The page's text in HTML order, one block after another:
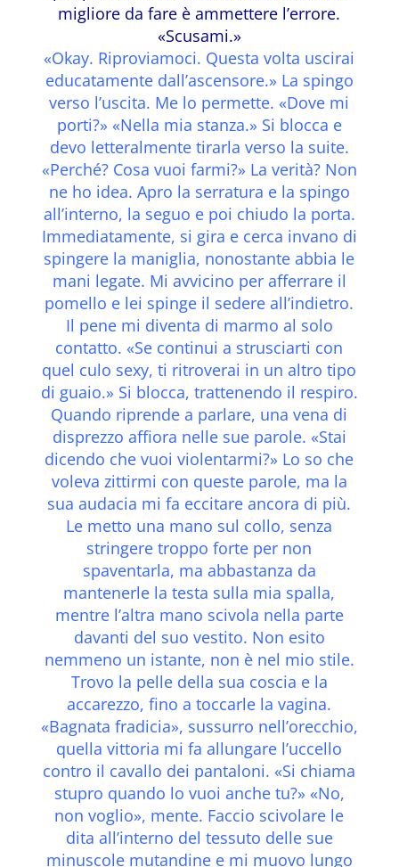
migliore da fare è ammettere l’errore.
«Scusami.»
«Okay. Riproviamoci. Questa volta uscirai
educatamente dall’ascensore.» La spingo
verso l’uscita. Me lo permette. «Dove mi
porti?» «Nella mia stanza.» Si blocca e
devo letteralmente tirarla verso la suite.
«Perché? Cosa vuoi farmi?» La verità? Non
ne ho idea. Apro la serratura e la spingo
all’interno, la seguo e poi chiudo la porta.
Immediatamente, si gira e cerca invano di
spingere la maniglia, nonostante abbia le
mani legate. Mi avvicino per afferrare il
pomello e lei spinge il sedere all’indietro.
Il pene mi diventa di marmo al solo
contatto. «Se continui a strusciarti con
quel culo sexy, ti ritroverai in un altro tipo
di guaio.» Si blocca, trattenendo il respiro.
Quando riprende a parlare, una vena di
disprezzo affiora nelle sue parole. «Stai
dicendo che vuoi violentarmi?» Lo so che
voleva zittirmi con queste parole, ma la
sua audacia mi fa eccitare ancora di più.
Le metto una mano sul collo, senza
stringere troppo forte per non
spaventarla, ma abbastanza da
mantenerle la testa sulla mia spalla,
mentre l’altra mano scivola nella parte
davanti del suo vestito. Non esito
nemmeno un istante, non è nel mio stile.
Trovo la pelle della sua coscia e la
accarezzo, fino a toccarle la vagina.
«Bagnata fradicia», sussurro nell’orecchio,
quella vittoria mi fa allungare l’uccello
contro il cavallo dei pantaloni. «Si chiama
stupro quando lo vuoi anche tu?» «No,
non voglio», mente. Faccio scivolare le
dita all’interno del tessuto delle sue
minuscole mutandine e mi muovo lungo